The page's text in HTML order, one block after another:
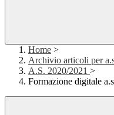
Home >
Archivio articoli per
A.S. 2020/2021 >
Formazione digitale